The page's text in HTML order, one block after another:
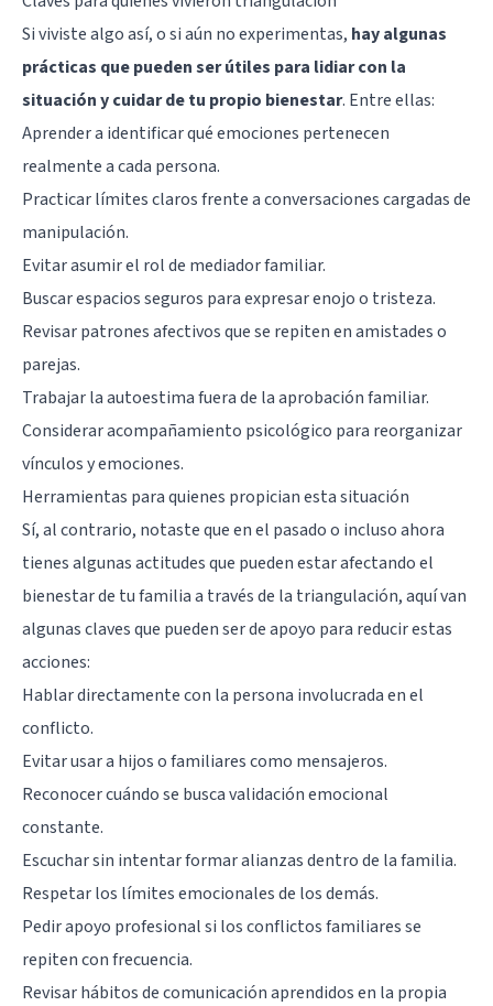
Si viviste algo así, o si aún no experimentas, hay algunas
prácticas que pueden ser útiles para lidiar con la
situación y cuidar de tu propio bienestar. Entre ellas:
Aprender a identificar qué emociones pertenecen
realmente a cada persona.
Practicar límites claros frente a conversaciones cargadas de
manipulación.
Evitar asumir el rol de mediador familiar.
Buscar espacios seguros para expresar enojo o tristeza.
Revisar patrones afectivos que se repiten en amistades o
parejas.
Trabajar la autoestima fuera de la aprobación familiar.
Considerar acompañamiento psicológico para reorganizar
vínculos y emociones.
Herramientas para quienes propician esta situación
Sí, al contrario, notaste que en el pasado o incluso ahora
tienes algunas actitudes que pueden estar afectando el
bienestar de tu familia a través de la triangulación, aquí van
algunas claves que pueden ser de apoyo para reducir estas
acciones:
Hablar directamente con la persona involucrada en el
conflicto.
Evitar usar a hijos o familiares como mensajeros.
Reconocer cuándo se busca validación emocional
constante.
Escuchar sin intentar formar alianzas dentro de la familia.
Respetar los límites emocionales de los demás.
Pedir apoyo profesional si los conflictos familiares se
repiten con frecuencia.
Revisar hábitos de comunicación aprendidos en la propia